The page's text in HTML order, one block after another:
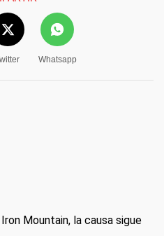
Whatsapp
Mountain, la causa sigue